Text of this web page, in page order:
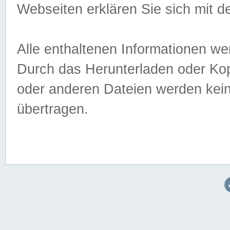
Webseiten erklären Sie sich mit
Alle enthaltenen Informationen
Durch das Herunterladen oder
oder anderen Dateien werden
übertragen.